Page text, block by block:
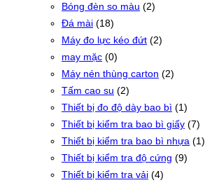
Bóng đèn so màu (2)
Đá mài (18)
Máy đo lực kéo đứt (2)
may mặc (0)
Máy nén thùng carton (2)
Tấm cao su (2)
Thiết bị đo độ dày bao bì (1)
Thiết bị kiểm tra bao bì giấy (7)
Thiết bị kiểm tra bao bì nhựa (1)
Thiết bị kiểm tra độ cứng (9)
Thiết bị kiểm tra vải (4)